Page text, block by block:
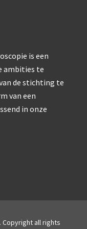
(ca. 1900)
1957)
1965)
type (1959-
is een
ambities te
de stichting te
van een
in onze
all rights